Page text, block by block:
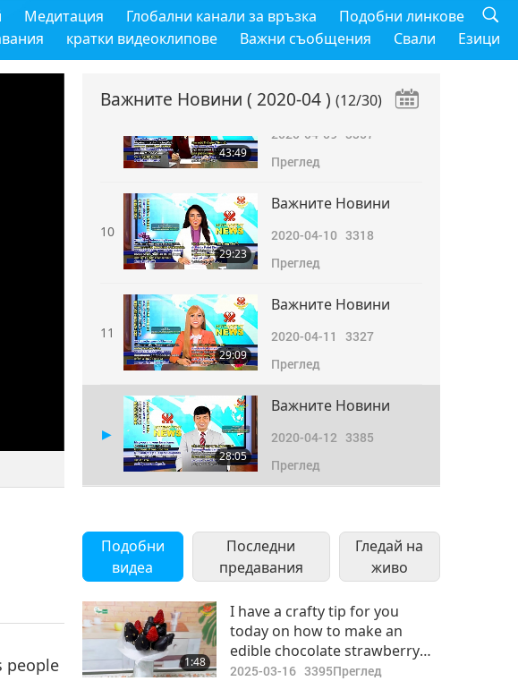
Медитация Глобални канали за връзка
Подобни линкове
кратки видеоклипове Важни съобщения Свали Езици
people
Важните Новини ( 2020-04 ) (12/30)
2020-04-083203
Преглед
43:49
Важните Новини
2020-04-09 3357
Преглед
10
29:23
Важните Новини
2020-04-10 3318
Преглед
11
29:09
Важните Новини
2020-04-11 3327
Преглед
28:05
Важните Новини
2020-04-12 3385
Преглед
13 2020-04-13
3227
Преглед
14
31:01
Важните Новини
2020-04-14 3265
Преглед
Подобни
видеа
Последни
предавания
Гледай на
живо
1:48
I have a crafty tip for you
today on how to make an
edible chocolate strawberry
bouquet.
2025-03-16 3395Преглед